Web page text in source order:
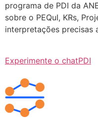
programa de PDI da
sobre o PEQuI, KRs,
interpretações precisas
Experimente o chatPDI